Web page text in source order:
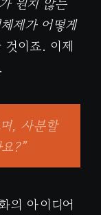
제가 어떻게
이죠. 이제
, 사분할
?”
의 아이디어